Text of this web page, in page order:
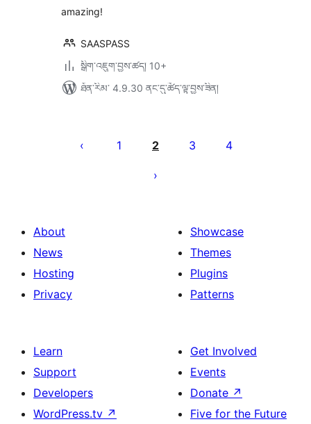
amazing!
SAASPASS
སྒྲིག་འཇུག་བྱས་ཚད། 10+
ཐོན་རིམ་ 4.9.30 ནང་དུ་ཚོད་ལྟ་བྱས་ཟིན།
pagination
1 2 3 4
About
News
Hosting
Privacy
Showcase
Themes
Plugins
Patterns
Learn
Support
Developers
WordPress.tv ↗
Get Involved
Events
Donate ↗
Five for the Future